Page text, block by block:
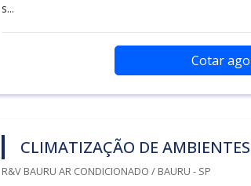
s...
Cotar
CLIMATIZAÇÃO DE AMBIENTES
R&V BAURU AR CONDICIONADO / BAURU - SP